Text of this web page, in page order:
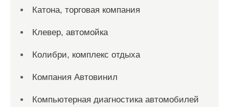
Катона, торговая компания
Клевер, автомойка
Колибри, комплекс отдыха
Компания Автовинил
Компьютерная диагностика автомобилей